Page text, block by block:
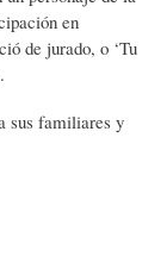
en
de jurado, o ‘Tu
sus familiares y